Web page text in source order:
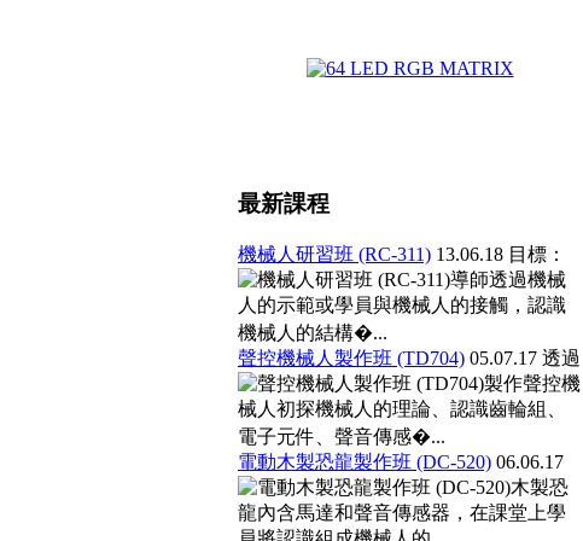
最新課程
機械人研習班 (RC-311) 13.06.18 目標：
導師透過機械
人的示範或學員與機械人的接觸，認識
機械人的結構�...
聲控機械人製作班 (TD704) 05.07.17 透過
製作聲控機
械人初探機械人的理論、認識齒輪組、
電子元件、聲音傳感�...
電動木製恐龍製作班 (DC-520) 06.06.17
木製恐
龍內含馬達和聲音傳感器，在課堂上學